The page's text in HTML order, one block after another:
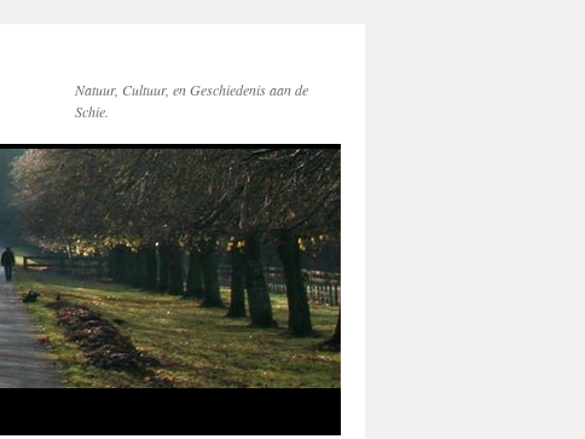
Natuur, Cultuur, en Geschiedenis aan de
Schie.